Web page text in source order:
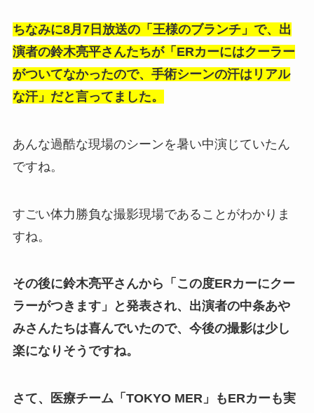
ちなみに8月7日放送の「王様のブランチ」で、出
演者の鈴木亮平さんたちが「ERカーにはクーラー
がついてなかったので、手術シーンの汗はリアル
な汗」だと言ってました。
あんな過酷な現場のシーンを暑い中演じていたん
ですね。
すごい体力勝負な撮影現場であることがわかりま
すね。
その後に鈴木亮平さんから「この度ERカーにクー
ラーがつきます」と発表され、出演者の中条あや
みさんたちは喜んでいたので、今後の撮影は少し
楽になりそうですね。
さて、医療チーム「TOKYO MER」もERカーも実